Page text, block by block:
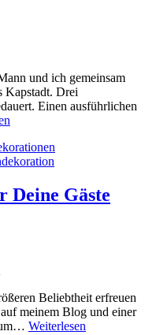
und ich gemeinsam
Kapstadt. Drei
Einen ausführlichen
Deine Gäste
Beliebtheit erfreuen
meinem Blog und einer
Weiterlesen